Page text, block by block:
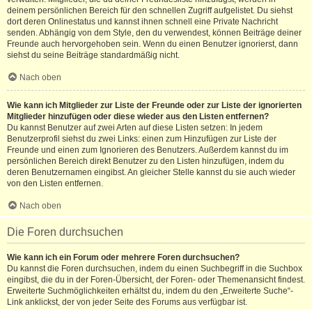
deinem persönlichen Bereich für den schnellen Zugriff aufgelistet. Du siehst
dort deren Onlinestatus und kannst ihnen schnell eine Private Nachricht
senden. Abhängig von dem Style, den du verwendest, können Beiträge deiner
Freunde auch hervorgehoben sein. Wenn du einen Benutzer ignorierst, dann
siehst du seine Beiträge standardmäßig nicht.
Nach oben
Wie kann ich Mitglieder zur Liste der Freunde oder zur Liste der ignorierten
Mitglieder hinzufügen oder diese wieder aus den Listen entfernen?
Du kannst Benutzer auf zwei Arten auf diese Listen setzen: In jedem
Benutzerprofil siehst du zwei Links: einen zum Hinzufügen zur Liste der
Freunde und einen zum Ignorieren des Benutzers. Außerdem kannst du im
persönlichen Bereich direkt Benutzer zu den Listen hinzufügen, indem du
deren Benutzernamen eingibst. An gleicher Stelle kannst du sie auch wieder
von den Listen entfernen.
Nach oben
Die Foren durchsuchen
Wie kann ich ein Forum oder mehrere Foren durchsuchen?
Du kannst die Foren durchsuchen, indem du einen Suchbegriff in die Suchbox
eingibst, die du in der Foren-Übersicht, der Foren- oder Themenansicht findest.
Erweiterte Suchmöglichkeiten erhältst du, indem du den „Erweiterte Suche“-
Link anklickst, der von jeder Seite des Forums aus verfügbar ist.